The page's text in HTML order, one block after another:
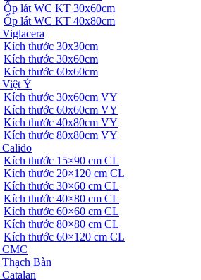
Ốp lát WC KT 30x60cm
Ốp lát WC KT 40x80cm
Kích thước 30x30cm
Kích thước 30x60cm
Kích thước 60x60cm
Việt Ý
Kích thước 30x60cm VY
Kích thước 60x60cm VY
Kích thước 40x80cm VY
Kích thước 80x80cm VY
Calido
Kích thước 15×90 cm CL
Kích thước 20×120 cm CL
Kích thước 30×60 cm CL
Kích thước 40×80 cm CL
Kích thước 60×60 cm CL
Kích thước 80×80 cm CL
Kích thước 60×120 cm CL
CMC
Bàn